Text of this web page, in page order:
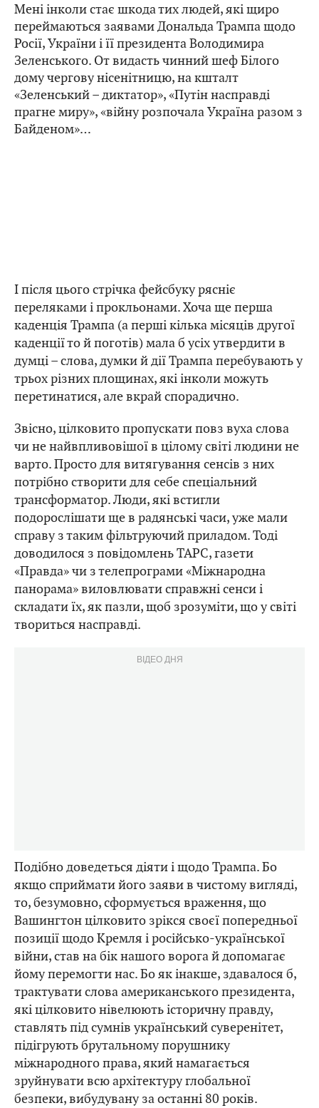
Мені інколи стає шкода тих людей, які щиро
переймаються заявами Дональда Трампа щодо
Росії, України і її президента Володимира
Зеленського. От видасть чинний шеф Білого
дому чергову нісенітницю, на кшталт
«Зеленський – диктатор», «Путін насправді
прагне миру», «війну розпочала Україна разом з
Байденом»…
І після цього стрічка фейсбуку рясніє
переляками і прокльонами. Хоча ще перша
каденція Трампа (а перші кілька місяців другої
каденції то й поготів) мала б усіх утвердити в
думці – слова, думки й дії Трампа перебувають у
трьох різних площинах, які інколи можуть
перетинатися, але вкрай спорадично.
Звісно, цілковито пропускати повз вуха слова
чи не найвпливовішої в цілому світі людини не
варто. Просто для витягування сенсів з них
потрібно створити для себе спеціальний
трансформатор. Люди, які встигли
подорослішати ще в радянські часи, уже мали
справу з таким фільтруючий приладом. Тоді
доводилося з повідомлень ТАРС, газети
«Правда» чи з телепрограми «Міжнародна
панорама» виловлювати справжні сенси і
складати їх, як пазли, щоб зрозуміти, що у світі
твориться насправді.
ВІДЕО ДНЯ
Подібно доведеться діяти і щодо Трампа. Бо
якщо сприймати його заяви в чистому вигляді,
то, безумовно, сформується враження, що
Вашингтон цілковито зрікся своєї попередньої
позиції щодо Кремля і російсько-української
війни, став на бік нашого ворога й допомагає
йому перемогти нас. Бо як інакше, здавалося б,
трактувати слова американського президента,
які цілковито нівелюють історичну правду,
ставлять під сумнів український суверенітет,
підігрують брутальному порушнику
міжнародного права, який намагається
зруйнувати всю архітектуру глобальної
безпеки, вибудувану за останні 80 років.